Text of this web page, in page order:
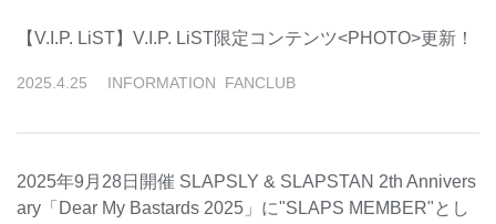
【V.I.P. LiST】V.I.P. LiST限定コンテンツ<PHOTO>更新！
2025 4 25 INFORMATION FANCLUB
2025年9月28日開催 SLAPSLY & SLAPSTAN 2th Annivers
ary「Dear My Bastards 2025」に"SLAPS MEMBER"とし